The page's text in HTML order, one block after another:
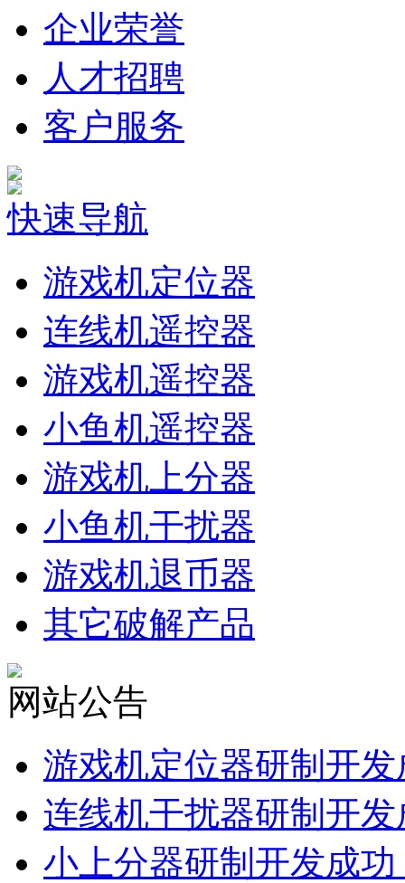
企业荣誉
人才招聘
客户服务
快速导航
游戏机定位器
连线机遥控器
游戏机遥控器
小鱼机遥控器
游戏机上分器
小鱼机干扰器
游戏机退币器
其它破解产品
网站公告
游戏机定位器研制开
连线机干扰器研制开
小上分器研制开发成功